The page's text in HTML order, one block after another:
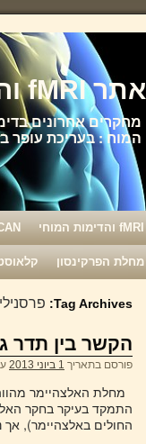
אתר fMRI והדימות המוחי
מחקרים אחרונים
המוח : בעריכת עופר
fMRI והדימות המוחי
מחלת הפרקינסון
Tag Archives:
הקשר בין תדר
פורסם בתאריך 1 ביוני 2013
מחלת האלצהיימר
החולים באלצהיימר),